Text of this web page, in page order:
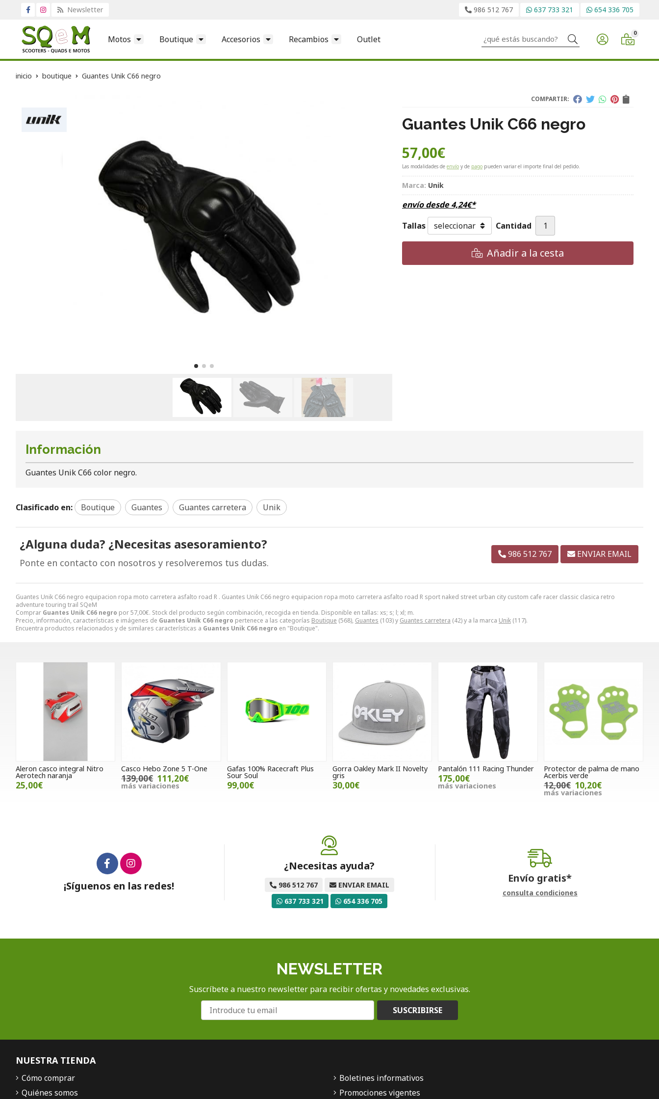
Newsletter 986 512 767 637 733 321 654 336 705
Motos Boutique Accesorios Recambios Outlet Buscar 0
inicio boutique Guantes Unik C66 negro
COMPARTIR:
Guantes Unik C66 negro
57,00€
Las modalidades de envío y de pago pueden variar el importe final del pedido.
Marca: Unik
envío desde4,24€*
Tallas
Cantidad
Añadir a la cesta
Guantes Unik C66 negro equipacion ropa moto carretera asfalto road R . Guantes Unik C66 negro equipacion ropa moto carretera asfalto road R sport naked street urban city custom cafe racer classic clasica retro
adventure touring trail SQeM
Comprar Guantes Unik C66 negro por57,00€. Stock del producto según combinación, recogida en tienda. Disponible en tallas: xs; s; l; xl; m.
Precio, información, características e imágenes de Guantes Unik C66 negro pertenece a las categorías Boutique (568), Guantes (103) y Guantes carretera (42) y a la marca Unik (117).
Encuentra productos relacionados y de similares características a Guantes Unik C66 negro en "Boutique".
Información
Guantes Unik C66 color negro.
Clasificado en: Boutique Guantes Guantes carretera Unik
¿Alguna duda? ¿Necesitas asesoramiento?
Ponte en contacto con nosotros y resolveremos tus dudas.
986 512 767 ENVIAR EMAIL
Aleron casco integral Nitro
Aerotech naranja
25,00€
Casco Hebo Zone 5 T-One
139,00€ 111,20€
más variaciones
Gafas 100% Racecraft Plus
Sour Soul
99,00€
Gorra Oakley Mark II Novelty
gris
30,00€
Pantalón 111 Racing Thunder
175,00€
más variaciones
Protector de palma de mano
Acerbis verde
12,00€ 10,20€
más variaciones
¡Síguenos en las redes!
¿Necesitas ayuda?
986 512 767
ENVIAR EMAIL
637 733 321
654 336 705
Envío gratis*
consulta condiciones
NEWSLETTER
Suscríbete a nuestro newsletter para recibir ofertas y novedades exclusivas.
SUSCRIBIRSE
NUESTRA TIENDA
Cómo comprar
Quiénes somos
Boletines informativos
Promociones vigentes